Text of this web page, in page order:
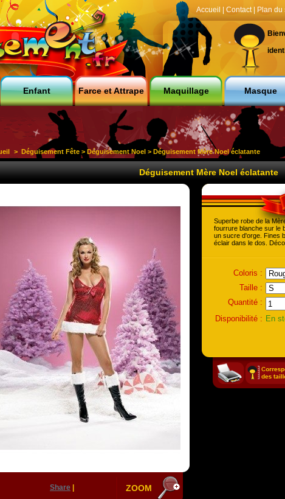
Accueil | Contact | Plan du
Enfant Farce et Attrape Maquillage Masque
> Déguisement Fête >Déguisement Noel > Déguisement Mère Noel éclatante
Déguisement Mère Noel éclatante
Share ZOOM
Superbe robe de la
fourrure blanche sur le
un sucre d'orge. Fines
éclair dans le dos.
Coloris :
Taille :
Quantité :
Disponibilité : En